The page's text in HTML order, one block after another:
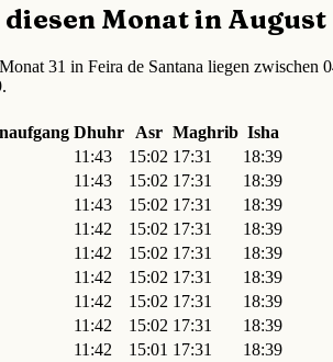
Monat in August
31 in Feira de Santana liegen
Dhuhr Asr Maghrib Isha
11:43 15:02 17:31
18:39
11:43 15:02 17:31
18:39
11:43 15:02 17:31
18:39
11:42 15:02 17:31
18:39
11:42 15:02 17:31
18:39
11:42 15:02 17:31
18:39
11:42 15:02 17:31
18:39
11:42 15:02 17:31
18:39
11:42 15:01 17:31
18:39